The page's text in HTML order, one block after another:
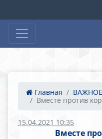
Главная ВАЖНОЕ
Вместе против
15.04.2021 10:35
Вместе